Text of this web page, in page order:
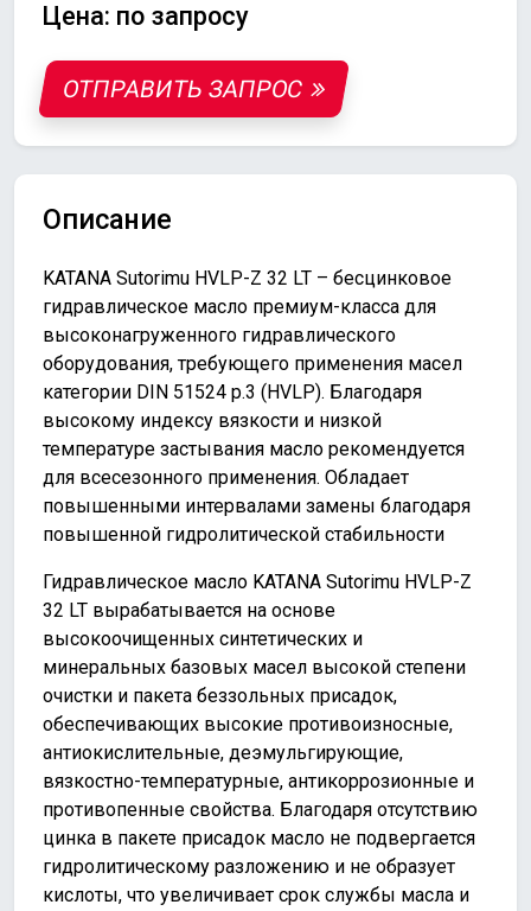
Цена: по запросу
ОТПРАВИТЬ ЗАПРОС
Описание
KATANA Sutorimu HVLP-Z 32 LT – бесцинковое
гидравлическое масло премиум-класса для
высоконагруженного гидравлического
оборудования, требующего применения масел
категории DIN 51524 p.3 (HVLP). Благодаря
высокому индексу вязкости и низкой
температуре застывания масло рекомендуется
для всесезонного применения. Обладает
повышенными интервалами замены благодаря
повышенной гидролитической стабильности
Гидравлическое масло KATANA Sutorimu HVLP-Z
32 LT вырабатывается на основе
высокоочищенных синтетических и
минеральных базовых масел высокой степени
очистки и пакета беззольных присадок,
обеспечивающих высокие противоизносные,
антиокислительные, деэмульгирующие,
вязкостно-температурные, антикоррозионные и
противопенные свойства. Благодаря отсутствию
цинка в пакете присадок масло не подвергается
гидролитическому разложению и не образует
кислоты, что увеличивает срок службы масла и